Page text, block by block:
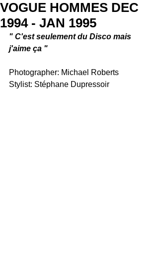
VOGUE HOMMES DEC
1994 - JAN 1995
" C'est seulement du Disco mais
j'aime ça "
Photographer: Michael Roberts
Stylist: Stéphane Dupressoir